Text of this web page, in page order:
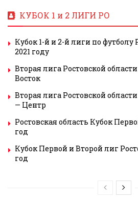
КУБОК 1 и 2 ЛИГИ РО
Кубок 1-й и 2-й лиги по футболу
2021 году
Вторая лига Ростовской
Восток
Вторая лига Ростовской
— Центр
Ростовская область Кубок
год
Кубок Первой и Второй лиг
год